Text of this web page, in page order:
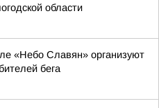
области
«Небо Славян» организуют
бега